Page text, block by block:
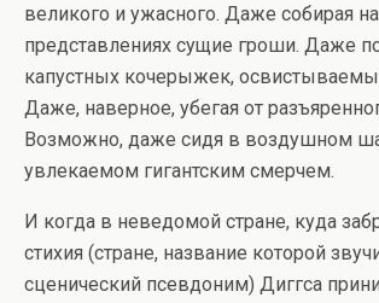
великого и ужасного. Даже собирая
представлениях сущие гроши. Даже
капустных кочерыжек,
Даже, наверное, убегая от
Возможно, даже сидя в воздушном
увлекаемом гигантским смерчем.
И когда в неведомой стране, куда
стихия (стране, название которой
сценический псевдоним) Диггса